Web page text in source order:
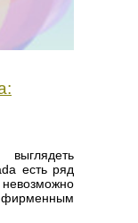
есть ряд